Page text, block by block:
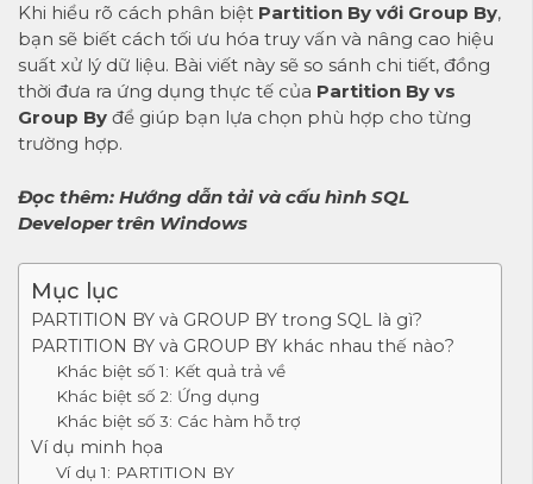
Khi hiểu rõ cách phân biệt Partition By với Group By,
bạn sẽ biết cách tối ưu hóa truy vấn và nâng cao hiệu
suất xử lý dữ liệu. Bài viết này sẽ so sánh chi tiết, đồng
thời đưa ra ứng dụng thực tế của Partition By vs
Group By để giúp bạn lựa chọn phù hợp cho từng
trường hợp.
Đọc thêm: Hướng dẫn tải và cấu hình SQL
Developer trên Windows
Mục lục
PARTITION BY và GROUP BY trong SQL là gì?
PARTITION BY và GROUP BY khác nhau thế nào?
Khác biệt số 1: Kết quả trả về
Khác biệt số 2: Ứng dụng
Khác biệt số 3: Các hàm hỗ trợ
Ví dụ minh họa
Ví dụ 1: PARTITION BY